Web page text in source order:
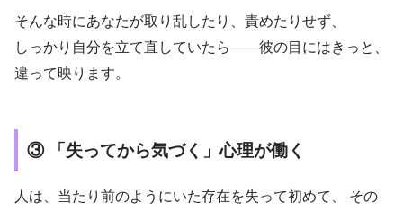
そんな時にあなたが取り乱したり、責めたりせず、
しっかり自分を立て直していたら――彼の目にはきっと、
違って映ります。
③ 「失ってから気づく」心理が働く
人は、当たり前のようにいた存在を失って初めて、 その